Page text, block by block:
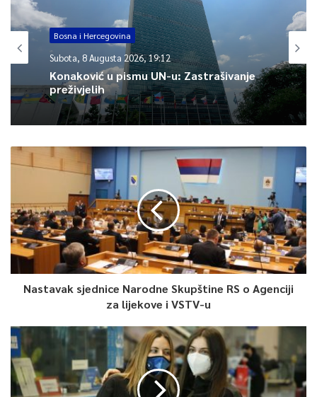
izgradnje fabrike peleta u KS, te da će nakon donošenja
Zaključka Vlade, Ministarstvo privrede i preduzeće “Sarajevo-
šume” krenuti u realizaciju pripremnih aktivnosti, kako bi se već
početkom proljeća uradili temelji prve fabrike peleta u
vlasništvu Kantona.
Direktor kantonalnog preduzeća “Sarajevo-šume” Samir
krene u izgradnju fabrike za proizvodnju peleta
0
Article Rating
Bosna i Hercegovina
Subota, 8 Augusta 2026, 19:12
Konaković u pismu UN-u: Zastrašivanje
preživjelih
Nastavak sjednice Narodne Skupštine RS o Agenciji
za lijekove i VSTV-u